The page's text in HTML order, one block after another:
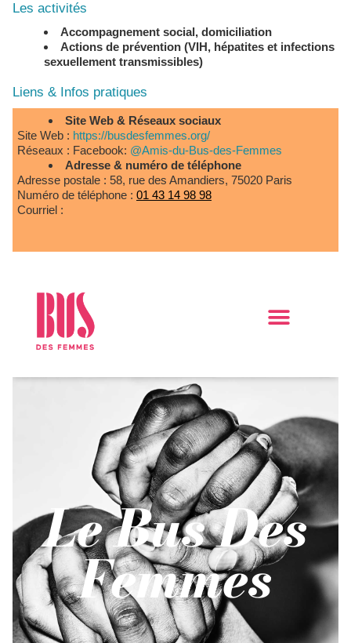
Les activités
Accompagnement social, domiciliation
Actions de prévention (VIH, hépatites et infections
sexuellement transmissibles)
Liens & Infos pratiques
Site Web & Réseaux sociaux
Site Web : https://busdesfemmes.org/
Réseaux : Facebook: @Amis-du-Bus-des-Femmes
Adresse & numéro de téléphone
Adresse postale : 58, rue des Amandiers, 75020 Paris
Numéro de téléphone : 01 43 14 98 98
Courriel :